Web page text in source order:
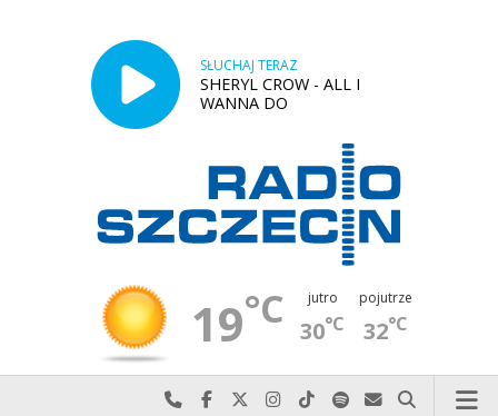
SŁUCHAJ TERAZ
SHERYL CROW - ALL I
WANNA DO
19°C jutro
30°C
pojutrze
32°C
Najlepiej po prostu do nas zadzwoń
Odwiedź nas na Facebook-u
Odwiedź nas na X
Odwiedź nas na Instagram-ie
Odwiedź nas na TikTok-u
Szukaj nas na Spotify
Wyślij do nas
Szukaj